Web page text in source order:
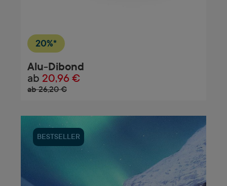
20%*
Alu-Dibond
ab 20,96 €
ab 26,20 €
BESTSELLER